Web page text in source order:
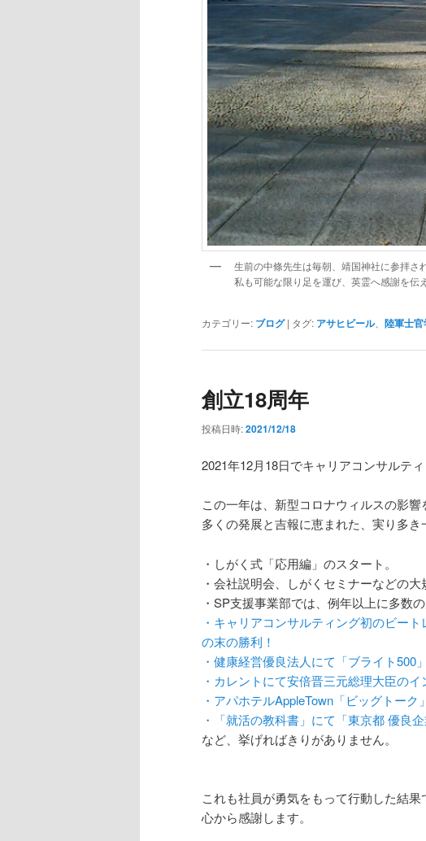
生前の中條先生は毎朝、靖国神社に参拝さ
私も可能な限り足を運び、英霊へ感謝を伝
カテゴリー: ブログ | タグ: アサヒビール、 陸軍士
創立18周年
投稿日時:2021/12/18
2021年12月18日でキャリアコンサルテ
この一年は、新型コロナウィルスの影響
多くの発展と吉報に恵まれた、実り多き
・しがく式「応用編」のスタート。
・会社説明会、しがくセミナーなどの
・SP支援事業部では、例年以上に多数
・キャリアコンサルティング初のビー
の末の勝利！
・健康経営優良法人にて「ブライト500
・カレントにて安倍晋三元総理大臣のイ
・アパホテルAppleTown「ビッグトーク
・「就活の教科書」にて「東京都 優良
など、挙げればきりがありません。
これも社員が勇気をもって行動した結果
心から感謝します。